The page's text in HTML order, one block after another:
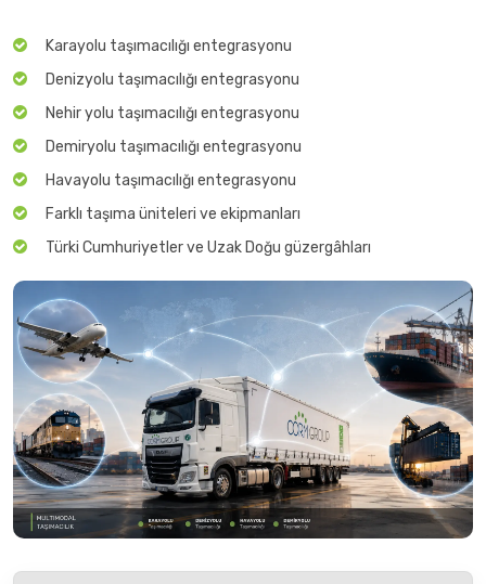
Karayolu taşımacılığı entegrasyonu
Denizyolu taşımacılığı entegrasyonu
Nehir yolu taşımacılığı entegrasyonu
Demiryolu taşımacılığı entegrasyonu
Havayolu taşımacılığı entegrasyonu
Farklı taşıma üniteleri ve ekipmanları
Türki Cumhuriyetler ve Uzak Doğu güzergâhları